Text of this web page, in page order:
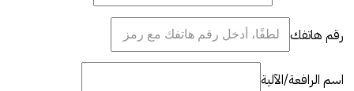
رقم هاتفك
اسم الرافعة/الآلية